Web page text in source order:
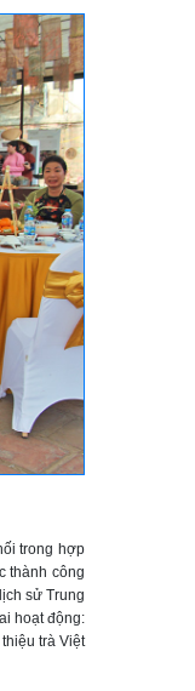
trong hợp
thành công
sử Trung
hoạt động:
trà Việt